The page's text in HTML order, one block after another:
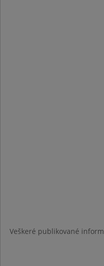
Veškeré publikované